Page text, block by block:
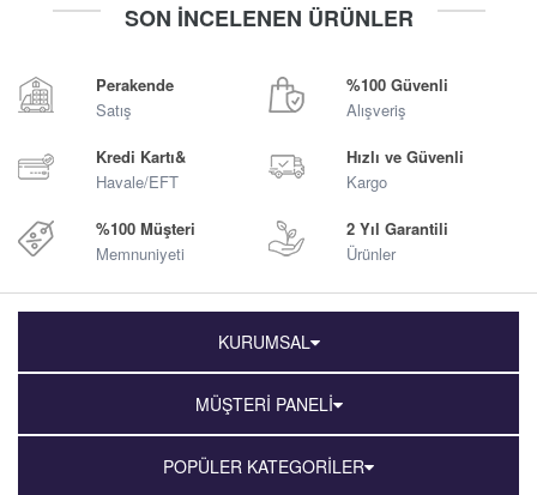
SON İNCELENEN ÜRÜNLER
Perakende
Satış
%100 Güvenli
Alışveriş
Kredi Kartı&
Havale/EFT
Hızlı ve Güvenli
Kargo
%100 Müşteri
Memnuniyeti
2 Yıl Garantili
Ürünler
KURUMSAL
MÜŞTERİ PANELİ
POPÜLER KATEGORİLER